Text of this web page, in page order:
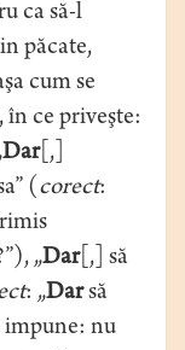
ca să-l
păcate,
cum se
în ce priveşte:
Dar[,]
(corect:
„Dar[,] să
: „Darsă
impune: nu